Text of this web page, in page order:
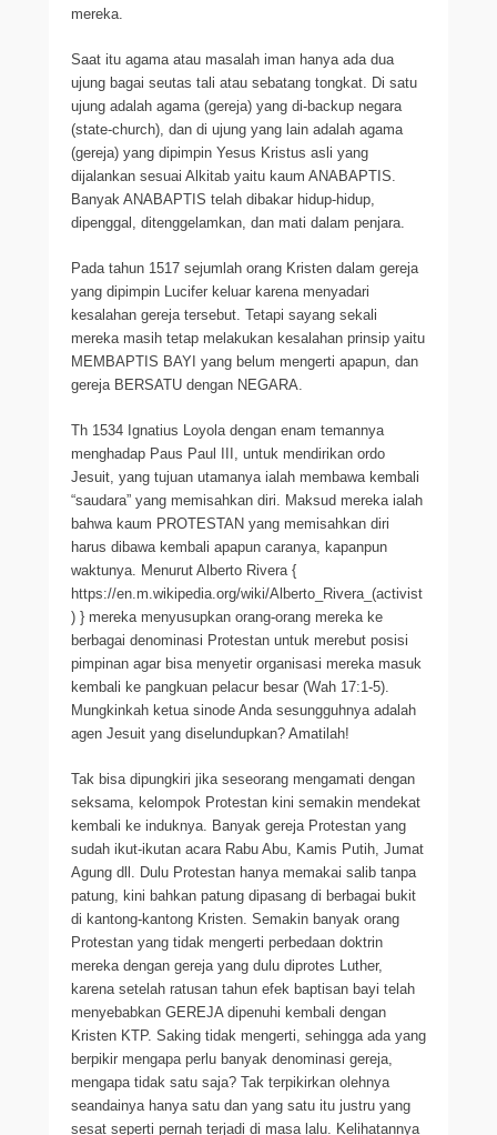
mereka.
Saat itu agama atau masalah iman hanya ada dua
ujung bagai seutas tali atau sebatang tongkat. Di satu
ujung adalah agama (gereja) yang di-backup negara
(state-church), dan di ujung yang lain adalah agama
(gereja) yang dipimpin Yesus Kristus asli yang
dijalankan sesuai Alkitab yaitu kaum ANABAPTIS.
Banyak ANABAPTIS telah dibakar hidup-hidup,
dipenggal, ditenggelamkan, dan mati dalam penjara.
Pada tahun 1517 sejumlah orang Kristen dalam gereja
yang dipimpin Lucifer keluar karena menyadari
kesalahan gereja tersebut. Tetapi sayang sekali
mereka masih tetap melakukan kesalahan prinsip yaitu
MEMBAPTIS BAYI yang belum mengerti apapun, dan
gereja BERSATU dengan NEGARA.
Th 1534 Ignatius Loyola dengan enam temannya
menghadap Paus Paul III, untuk mendirikan ordo
Jesuit, yang tujuan utamanya ialah membawa kembali
“saudara” yang memisahkan diri. Maksud mereka ialah
bahwa kaum PROTESTAN yang memisahkan diri
harus dibawa kembali apapun caranya, kapanpun
waktunya. Menurut Alberto Rivera {
https://en.m.wikipedia.org/wiki/Alberto_Rivera_(activist
) } mereka menyusupkan orang-orang mereka ke
berbagai denominasi Protestan untuk merebut posisi
pimpinan agar bisa menyetir organisasi mereka masuk
kembali ke pangkuan pelacur besar (Wah 17:1-5).
Mungkinkah ketua sinode Anda sesungguhnya adalah
agen Jesuit yang diselundupkan? Amatilah!
Tak bisa dipungkiri jika seseorang mengamati dengan
seksama, kelompok Protestan kini semakin mendekat
kembali ke induknya. Banyak gereja Protestan yang
sudah ikut-ikutan acara Rabu Abu, Kamis Putih, Jumat
Agung dll. Dulu Protestan hanya memakai salib tanpa
patung, kini bahkan patung dipasang di berbagai bukit
di kantong-kantong Kristen. Semakin banyak orang
Protestan yang tidak mengerti perbedaan doktrin
mereka dengan gereja yang dulu diprotes Luther,
karena setelah ratusan tahun efek baptisan bayi telah
menyebabkan GEREJA dipenuhi kembali dengan
Kristen KTP. Saking tidak mengerti, sehingga ada yang
berpikir mengapa perlu banyak denominasi gereja,
mengapa tidak satu saja? Tak terpikirkan olehnya
seandainya hanya satu dan yang satu itu justru yang
sesat seperti pernah terjadi di masa lalu. Kelihatannya